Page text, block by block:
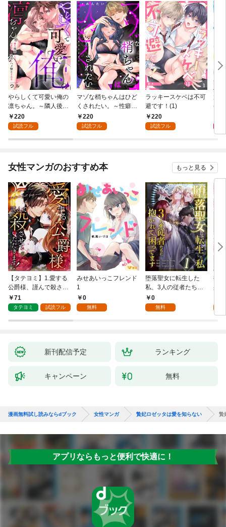
やらしくて可愛い俺の
凛ちゃん。～隣人後輩
くんのイキすぎた執着
にハメ堕とされる～(1)
220
試読フル
マゾな梢ちゃんはひど
くされたい。～性癖マ
ッチした後輩と欲望の
ままにセックスしたら
220
試読フル
ラッキースケベは不可
避です！(1)
220
試読フル
放
(1)
女性マンガのおすすめ本 もっと見る
【タテヨミ】1.愛する
公爵様、謹んで殺させ
ていただきます！
71
タテヨミ 試読フル
みせあいっこフレンド
1
0
無料
堕落聖女に転生した
私、3人の従者たちに
抱かれて困ってます 第
1話
0
無料
授
身
新刊配信予定 ランキング
キャンペーン 無料
漫画無料試し読みならdブック 女性マンガ 贄妃ロゼッタは愛を知らない 贄
アプリならもっと便利で快適に！